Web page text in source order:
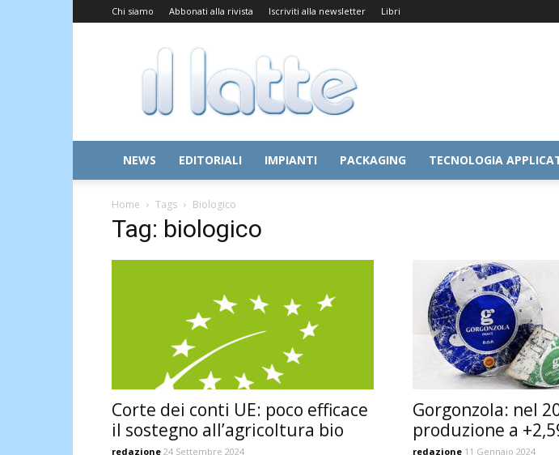
Chi siamo Abbonati alla rivista Iscriviti alla newsletter Libri
Il
Latte
NEWS EDITORIALI IMPIANTI PACKAGING TECNOLOGIA
Home Tags Biologico
Tag: biologico
Corte dei conti UE: poco efficace
il sostegno all’agricoltura bio
redazione 24 Settembre 2024
Gorgonzola: nel
produzione a
redazione 11 Gennaio 2024